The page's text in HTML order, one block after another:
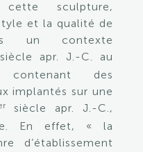
sculpture,
et la qualité de
un contexte
apr. J.-C. au
des
implantés sur une
siècle apr. J.-C.,
En effet, « la
d’établissement